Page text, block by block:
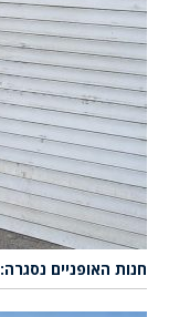
חנות האופניים